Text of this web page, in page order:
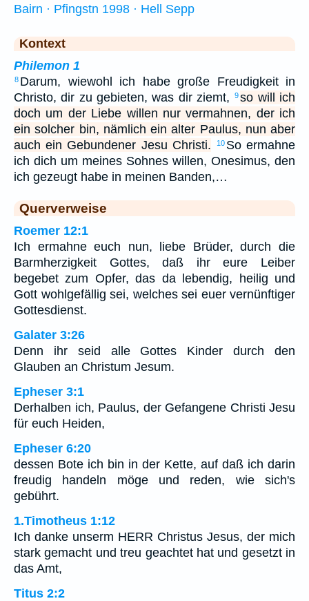
Bairn · Pfingstn 1998 · Hell Sepp
Kontext
Philemon 1
8 Darum, wiewohl ich habe große Freudigkeit in
Christo, dir zu gebieten, was dir ziemt,
9so will ich
doch um der Liebe willen nur vermahnen, der ich
ein solcher bin, nämlich ein alter Paulus, nun aber
auch ein Gebundener Jesu Christi.
10 So ermahne
ich dich um meines Sohnes willen, Onesimus, den
ich gezeugt habe in meinen Banden,…
Querverweise
Roemer 12:1
Ich ermahne euch nun, liebe Brüder, durch die
Barmherzigkeit Gottes, daß ihr eure Leiber
begebet zum Opfer, das da lebendig, heilig und
Gott wohlgefällig sei, welches sei euer vernünftiger
Gottesdienst.
Galater 3:26
Denn ihr seid alle Gottes Kinder durch den
Glauben an Christum Jesum.
Epheser 3:1
Derhalben ich, Paulus, der Gefangene Christi Jesu
für euch Heiden,
Epheser 6:20
dessen Bote ich bin in der Kette, auf daß ich darin
freudig handeln möge und reden, wie sich's
gebührt.
1.Timotheus 1:12
Ich danke unserm HERR Christus Jesus, der mich
stark gemacht und treu geachtet hat und gesetzt in
das Amt,
Titus 2:2